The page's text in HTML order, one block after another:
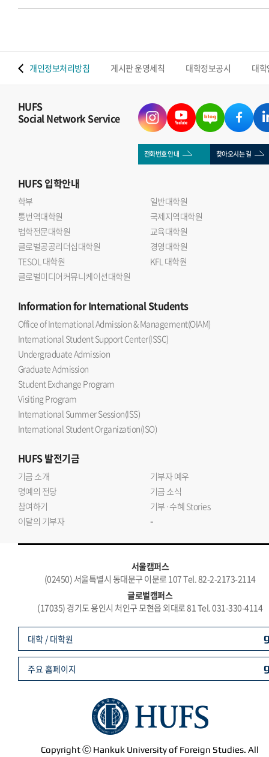
개인정보처리방침 게시판 운영세칙 대학정보공시 대
HUFS
Social Network Service
전화번호 안내 찾아오시는 길
HUFS입학안내
학부
일반대학원
통번역대학원
국제지역대학원
법학전문대학원
교육대학원
글로벌공공리더십대학원
경영대학원
TESOL 대학원
KFL 대학원
글로벌미디어커뮤니케이션대학원
Informationfor International Students
Office of International Admission & Management(OIAM)
International Student Support Center(ISSC)
Undergraduate Admission
Graduate Admission
Student Exchange Program
Visiting Program
International Summer Session(ISS)
International Student Organization(ISO)
HUFS발전기금
기금 소개
기부자 예우
명예의 전당
기금 소식
참여하기
기부·수혜 Stories
이달의 기부자
-
서울캠퍼스
(02450) 서울특별시 동대문구 이문로 107 Tel. 82-2-2173-2114
글로벌캠퍼스
(17035) 경기도 용인시 처인구 모현읍 외대로 81 Tel. 031-330-4114
Copyright ⓒ Hankuk University of Foreign Studies. All
대학 / 대학원
주요 홈페이지